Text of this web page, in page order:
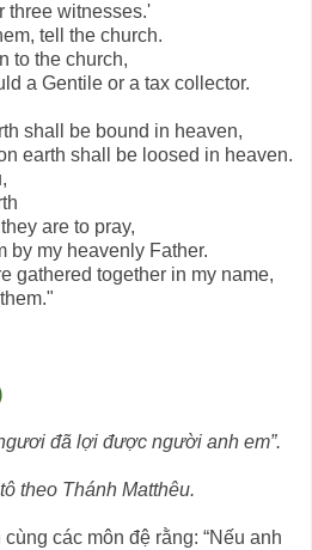
three witnesses.'
tell the church.
to the church,
a Gentile or a tax collector.
shall be bound in heaven,
earth shall be loosed in heaven.
are to pray,
by my heavenly Father.
gathered together in my name,
đã lợi được người anh em”.
theo Thánh Matthêu.
các môn đệ rằng: “Nếu anh